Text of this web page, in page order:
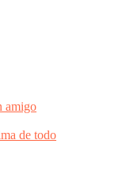
amigo
de todo